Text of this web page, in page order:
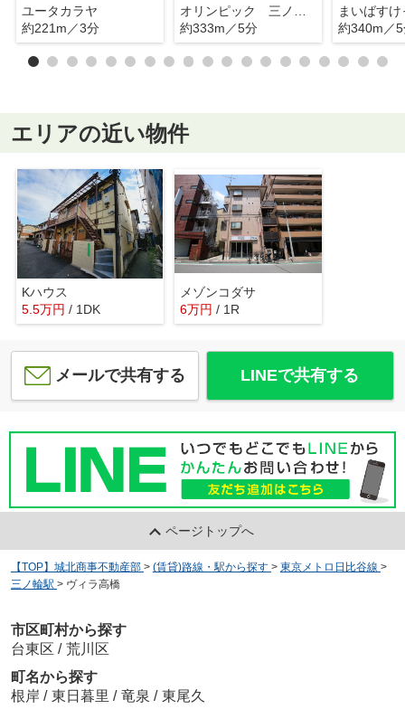
ユータカラヤ
約221m／3分
オリンピック 三ノ輪店
約333m／5分
約340m／
エリアの近い物件
Kハウス
5.5万円 / 1DK
メゾンコダサ
6万円 / 1R
メールで共有する LINEで共有する
ページトップへ
【TOP】城北商事不動産部 > (賃貸)路線・駅から探す > 東京メトロ日比谷線 >
三ノ輪駅 > ヴィラ高橋
市区町村から探す
台東区 / 荒川区
町名から探す
根岸 / 東日暮里 / 竜泉 / 東尾久